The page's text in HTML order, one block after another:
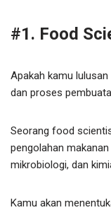
#1. Food
Apakah kamu
dan proses
Seorang food
pengolahan
mikrobiologi, dan
Kamu akan